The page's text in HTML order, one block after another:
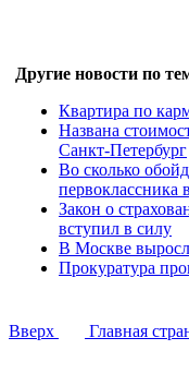
Другие новости по
Квартира по
Названа
Санкт-Петербург
Во сколько
первоклассника
Закон о
вступил в силу
В Москве
Прокуратура
Вверх Главная